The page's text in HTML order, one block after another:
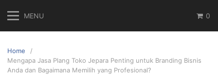
content
MENU 0
Home
Mengapa Jasa Plang Toko Jepara Penting untuk Branding Bisnis
Anda dan Bagaimana Memilih yang Profesional?